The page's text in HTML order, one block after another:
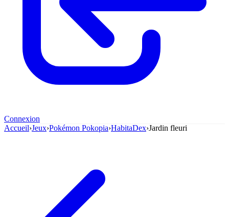
Connexion
Accueil›Jeux›Pokémon Pokopia›HabitaDex›Jardin fleuri